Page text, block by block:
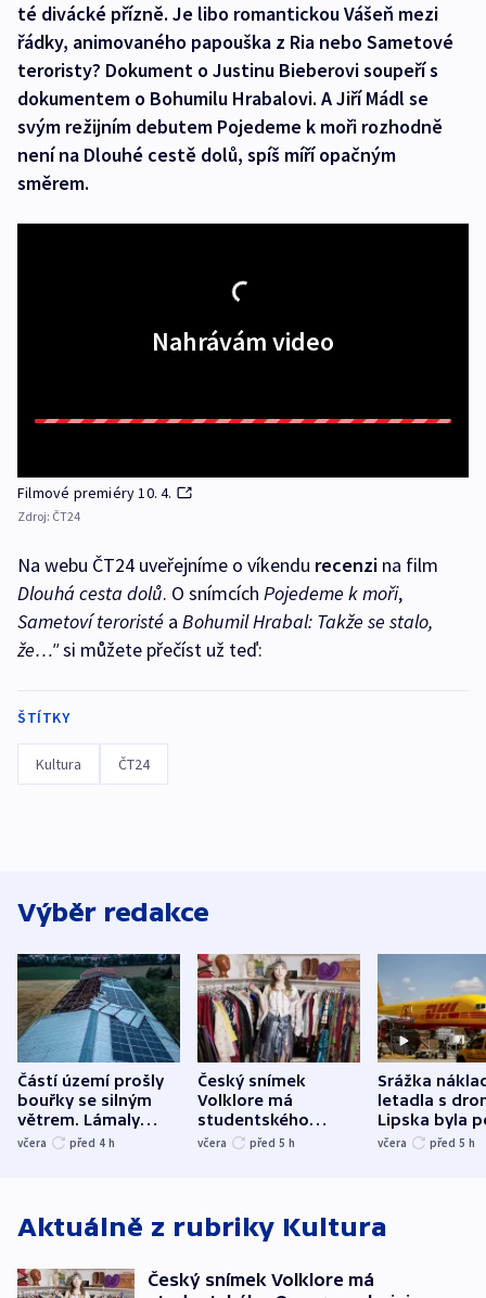
té divácké přízně. Je libo romantickou Vášeň mezi
řádky, animovaného papouška z Ria nebo Sametové
teroristy? Dokument o Justinu Bieberovi soupeří s
dokumentem o Bohumilu Hrabalovi. A Jiří Mádl se
svým režijním debutem Pojedeme k moři rozhodně
není na Dlouhé cestě dolů, spíš míří opačným
směrem.
Nahrávám video
Filmové premiéry 10. 4.
Zdroj: ČT24
Na webu ČT24 uveřejníme o víkendu recenzi na film
Dlouhá cesta dolů. O snímcích Pojedeme k moři,
Sametoví teroristé a Bohumil Hrabal: Takže se stalo,
že…"si můžete přečíst už teď:
ŠTÍTKY
Kultura ČT24
Výběr redakce
Částí území prošly
bouřky se silným
větrem. Lámaly
stromy a poničily
včera před 4 h
Český snímek
Volklore má
studentského
Oscara, zabojuje o
včera před 5 h
Srážka
letadla s
Lipska byla
německého
včera před 5 h
Aktuálně z rubriky Kultura
Český snímek Volklore má